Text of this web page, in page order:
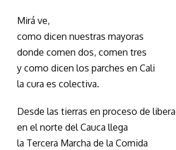
Mirá ve,
como dicen nuestras mayoras
donde comen dos, comen tres
y como dicen los parches en Cali
la cura es colectiva.
Desde las tierras en proceso de
en el norte del Cauca llega
la Tercera Marcha de la Comida